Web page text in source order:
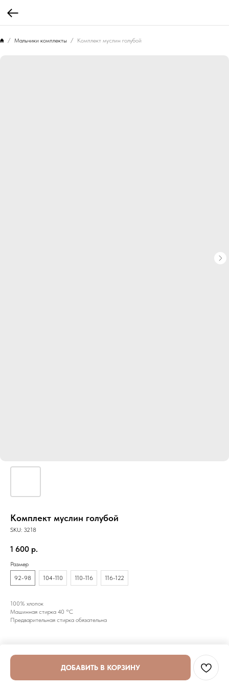
Мальчики комплекты Комплект муслин голубой
Комплект муслин голубой
SKU: 3218
1 600 р.
Размер
92-98
104-110 110-116 116-122
ДОБАВИТЬ В КОРЗИНУ
100% хлопок
Машинная стирка 40 °C
Предварительная стирка обязательна
Tilda